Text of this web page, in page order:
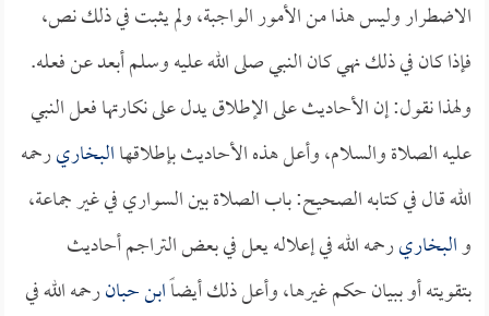
الاضطرار وليس هذا من الأمور الواجبة، ولم يثبت في ذلك نص،
فإذا كان في ذلك نهي كان النبي صلى الله عليه وسلم أبعد عن فعله.
ولهذا نقول: إن الأحاديث على الإطلاق يدل على نكارتها فعل النبي
عليه الصلاة والسلام، وأعل هذه الأحاديث بإطلاقهاالبخاريرحمه
الله قال في كتابه الصحيح: باب الصلاة بين السواري في غير جماعة،
والبخاريرحمه الله في إعلاله يعل في بعض التراجم أحاديث
بتقويته أو ببيان حكم غيرها، وأعل ذلك أيضاًابن حبانرحمه الله في